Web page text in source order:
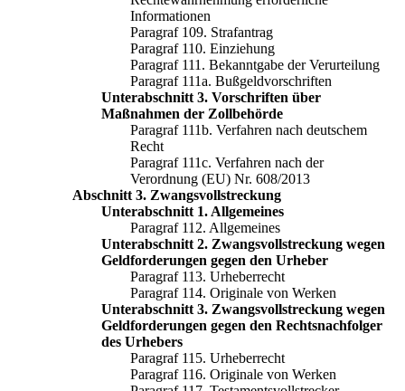
Informationen
Paragraf 109. Strafantrag
Paragraf 110. Einziehung
Paragraf 111. Bekanntgabe der Verurteilung
Paragraf 111a. Bußgeldvorschriften
Unterabschnitt 3. Vorschriften über
Maßnahmen der Zollbehörde
Paragraf 111b. Verfahren nach deutschem
Recht
Paragraf 111c. Verfahren nach der
Verordnung (EU) Nr. 608/2013
Abschnitt 3. Zwangsvollstreckung
Unterabschnitt 1. Allgemeines
Paragraf 112. Allgemeines
Unterabschnitt 2. Zwangsvollstreckung wegen
Geldforderungen gegen den Urheber
Paragraf 113. Urheberrecht
Paragraf 114. Originale von Werken
Unterabschnitt 3. Zwangsvollstreckung wegen
Geldforderungen gegen den Rechtsnachfolger
des Urhebers
Paragraf 115. Urheberrecht
Paragraf 116. Originale von Werken